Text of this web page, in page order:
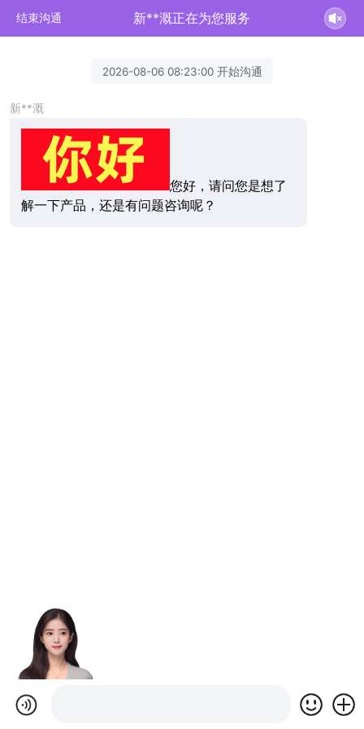
结束沟通 新**溉正在为您服务
2026-08-06 08:23:00 开始沟通
新**溉
您好，请问您是想了
解一下产品，还是有问题咨询呢？